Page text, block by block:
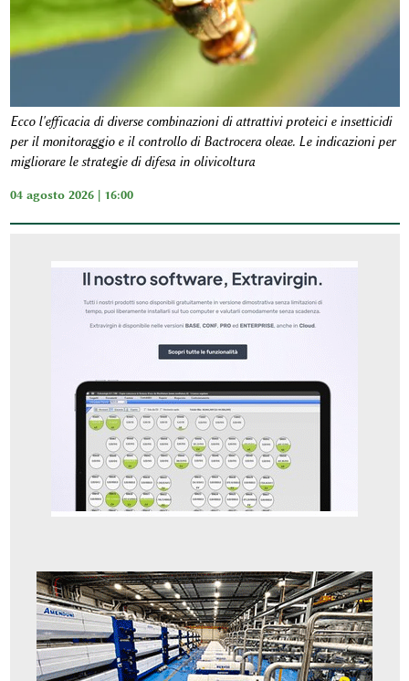
Ecco l'efficacia di diverse combinazioni di attrattivi proteici e insetticidi
per il monitoraggio e il controllo di Bactrocera oleae. Le indicazioni per
migliorare le strategie di difesa in olivicoltura
04 agosto 2026 | 16:00